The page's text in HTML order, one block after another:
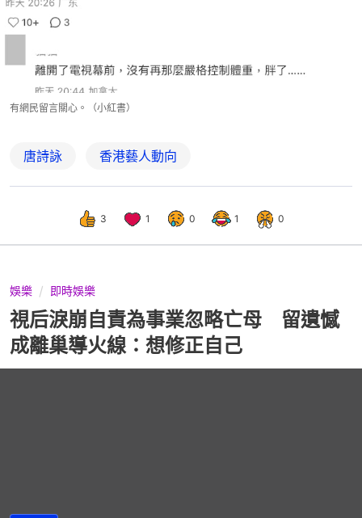
有網民留言關心。（小紅書）
唐詩詠 香港藝人動向
3 1 0 1 0
娛樂 即時娛樂
視后淚崩自責為事業忽略亡母 留遺憾
成離巢導火線：想修正自己